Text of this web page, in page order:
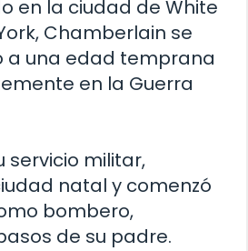
en la ciudad de White
Chamberlain se
a una edad temprana
en la Guerra
servicio militar,
natal y comenzó
bombero,
de su padre.